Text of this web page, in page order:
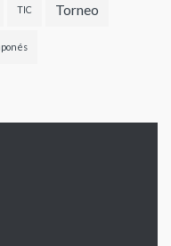
TIC Torneo